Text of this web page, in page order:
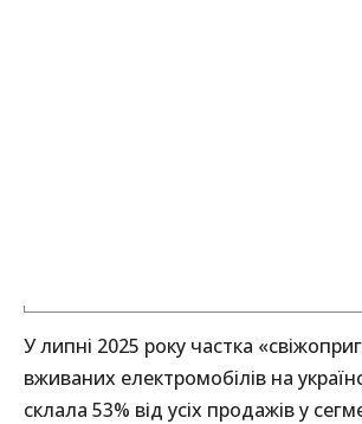
У липні 2025 року частка
вживаних електромобілів на
склала 53% від усіх продажів у